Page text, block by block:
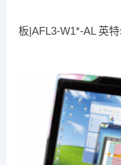
板|AFL3-W1*-AL 英